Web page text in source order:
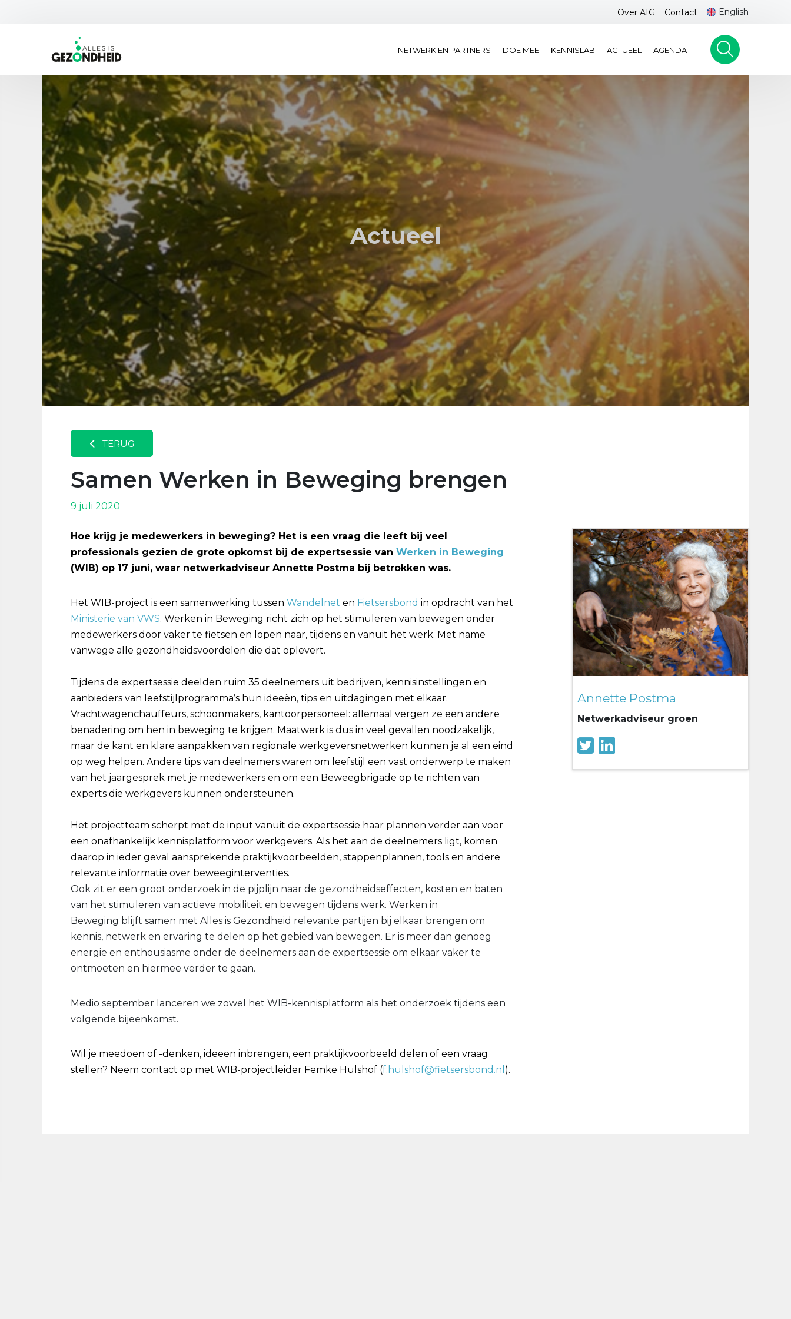
Over AIG Contact English
NETWERK EN PARTNERS DOE MEE KENNISLAB ACTUEEL AGENDA
Actueel
TERUG
Samen Werken in Beweging brengen
9 juli 2020
Hoe krijg je medewerkers in beweging? Het is een vraag die leeft bij veel
professionals gezien de grote opkomst bij de expertsessie van Werken in Beweging
(WIB) op 17 juni, waar netwerkadviseur Annette Postma bij betrokken was.
Het WIB-project is een samenwerking tussen Wandelnet en Fietsersbond in opdracht van het
Ministerie van VWS. Werken in Beweging richt zich op het stimuleren van bewegen onder
medewerkers door vaker te fietsen en lopen naar, tijdens en vanuit het werk. Met name
vanwege alle gezondheidsvoordelen die dat oplevert.
Tijdens de expertsessie deelden ruim 35 deelnemers uit bedrijven, kennisinstellingen en
aanbieders van leefstijlprogramma’s hun ideeën, tips en uitdagingen met elkaar.
Vrachtwagenchauffeurs, schoonmakers, kantoorpersoneel: allemaal vergen ze een andere
benadering om hen in beweging te krijgen. Maatwerk is dus in veel gevallen noodzakelijk,
maar de kant en klare aanpakken van regionale werkgeversnetwerken kunnen je al een eind
op weg helpen. Andere tips van deelnemers waren om leefstijl een vast onderwerp te maken
van het jaargesprek met je medewerkers en om een Beweegbrigade op te richten van
experts die werkgevers kunnen ondersteunen.
Het projectteam scherpt met de input vanuit de expertsessie haar plannen verder aan voor
een onafhankelijk kennisplatform voor werkgevers. Als het aan de deelnemers ligt, komen
daarop in ieder geval aansprekende praktijkvoorbeelden, stappenplannen, tools en andere
relevante informatie over beweeginterventies.
Ook zit er een groot onderzoek in de pijplijn naar de gezondheidseffecten, kosten en baten
van het stimuleren van actieve mobiliteit en bewegen tijdens werk. Werken in
Beweging blijft samen met Alles is Gezondheid relevante partijen bij elkaar brengen om
kennis, netwerk en ervaring te delen op het gebied van bewegen. Er is meer dan genoeg
energie en enthousiasme onder de deelnemers aan de expertsessie om elkaar vaker te
ontmoeten en hiermee verder te gaan.
Medio september lanceren we zowel het WIB-kennisplatform als het onderzoek tijdens een
volgende bijeenkomst.
Wil je meedoen of -denken, ideeën inbrengen, een praktijkvoorbeeld delen of een vraag
stellen? Neem contact op met WIB-projectleider Femke Hulshof (f.hulshof@fietsersbond.nl ).
Annette Postma
Netwerkadviseur groen